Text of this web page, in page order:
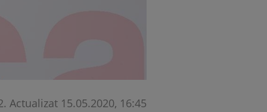
. Actualizat 15.05.2020, 16:45